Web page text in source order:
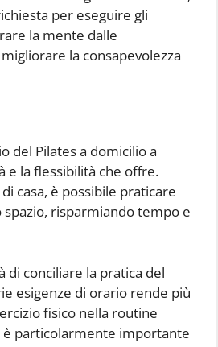
per eseguire gli
la mente dalle
la consapevolezza
del Pilates a domicilio a
e la flessibilità che offre.
casa, è possibile praticare
spazio, risparmiando tempo e
di conciliare la pratica del
esigenze di orario rende più
fisico nella routine
è particolarmente importante